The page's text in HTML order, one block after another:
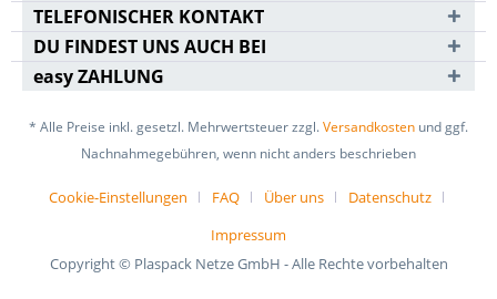
TELEFONISCHER KONTAKT
DU FINDEST UNS AUCH BEI
easy ZAHLUNG
* Alle Preise inkl. gesetzl. Mehrwertsteuer zzgl.Versandkosten und ggf.
Nachnahmegebühren, wenn nicht anders beschrieben
Cookie-Einstellungen FAQ Über uns
Datenschutz
Impressum
Copyright © Plaspack Netze GmbH - Alle Rechte vorbehalten